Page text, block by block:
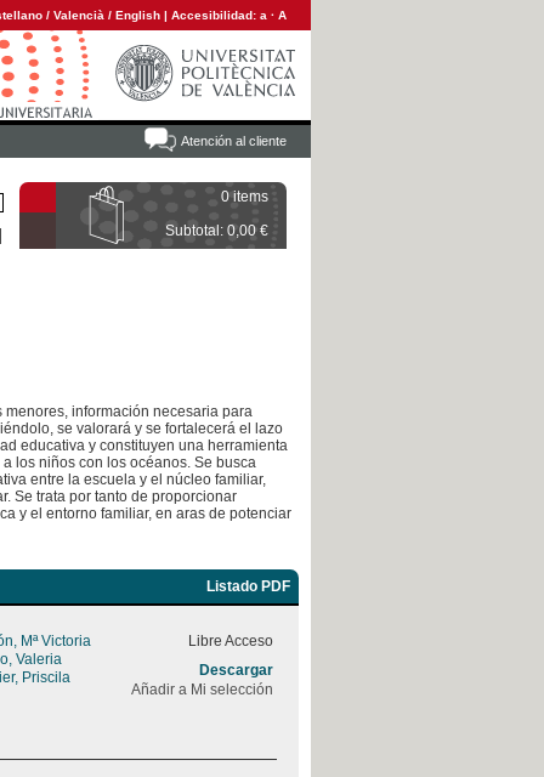
/ Valencià / English | Accesibilidad: a · A
Atención al cliente
0 items
Subtotal: 0,00 €
información necesaria para
se valorará y se fortalecerá el lazo
educativa y constituyen una herramienta
los niños con los océanos. Se busca
entre la escuela y el núcleo familiar,
Se trata por tanto de proporcionar
y el entorno familiar, en aras de potenciar
Listado PDF
Mª Victoria
Valeria
Priscila
Libre Acceso
Descargar
Añadir a Mi selección